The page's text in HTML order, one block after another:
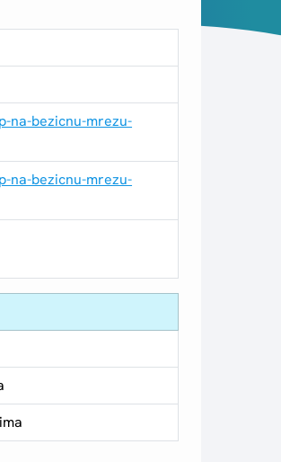
na-bezicnu-mrezu-
na-bezicnu-mrezu-